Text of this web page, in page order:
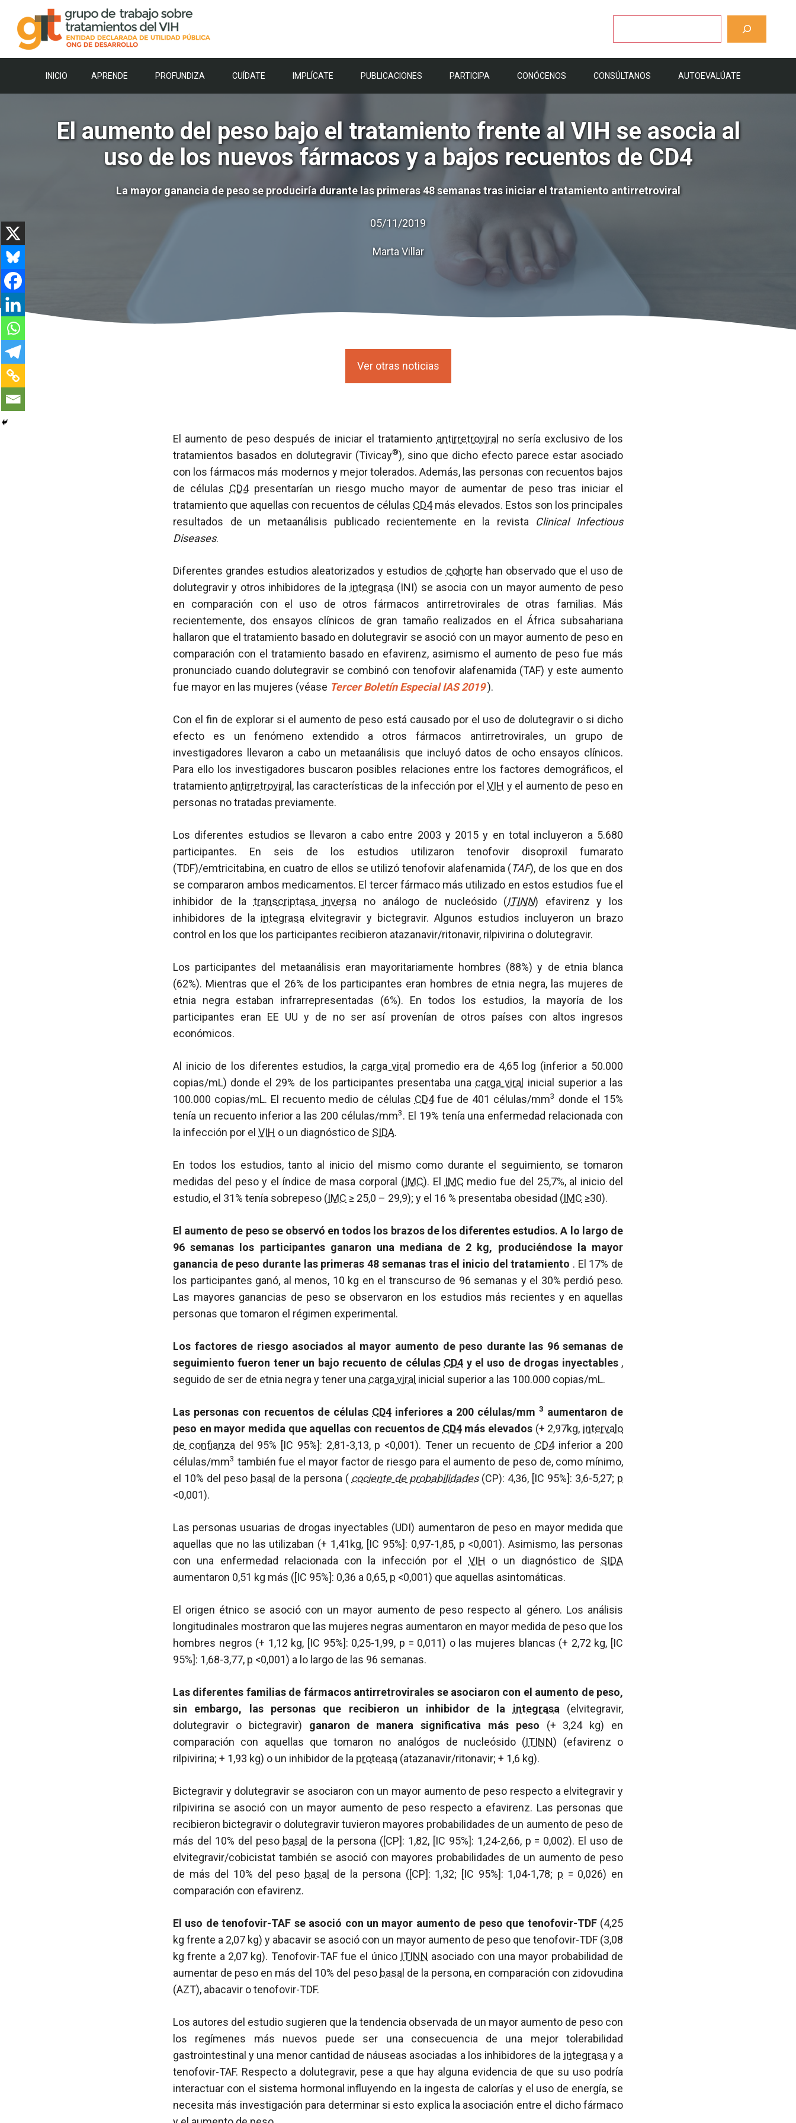
contenido
INICIO APRENDE PROFUNDIZA CUÍDATE IMPLÍCATE PUBLICACIONES PARTICIPA CONÓCENOS CONSÚLTANOS AUTOEVALÚATE
El aumento del peso bajo el tratamiento frente al VIH se asocia al
uso de los nuevos fármacos y a bajos recuentos de CD4
La mayor ganancia de peso se produciría durante las primeras 48 semanas tras iniciar el tratamiento antirretroviral
05/11/2019
Marta Villar
Ver otras noticias
El aumento de peso después de iniciar el tratamiento antirretroviral no sería exclusivo de los
tratamientos basados en dolutegravir (Tivicay®), sino que dicho efecto parece estar asociado
con los fármacos más modernos y mejor tolerados. Además, las personas con recuentos bajos
de células CD4presentarían un riesgo mucho mayor de aumentar de peso tras iniciar el
tratamiento que aquellas con recuentos de células CD4más elevados. Estos son los principales
resultados de un metaanálisis publicado recientemente en la revista Clinical Infectious
Diseases.
Diferentes grandes estudios aleatorizados y estudios de cohorte han observado que el uso de
dolutegravir y otros inhibidores de la integrasa (INI) se asocia con un mayor aumento de peso
en comparación con el uso de otros fármacos antirretrovirales de otras familias. Más
recientemente, dos ensayos clínicos de gran tamaño realizados en el África subsahariana
hallaron que el tratamiento basado en dolutegravir se asoció con un mayor aumento de peso en
comparación con el tratamiento basado en efavirenz, asimismo el aumento de peso fue más
pronunciado cuando dolutegravir se combinó con tenofovir alafenamida (TAF) y este aumento
fue mayor en las mujeres (véase Tercer Boletín Especial IAS 2019).
Con el fin de explorar si el aumento de peso está causado por el uso de dolutegravir o si dicho
efecto es un fenómeno extendido a otros fármacos antirretrovirales, un grupo de
investigadores llevaron a cabo un metaanálisis que incluyó datos de ocho ensayos clínicos.
Para ello los investigadores buscaron posibles relaciones entre los factores demográficos, el
tratamiento antirretroviral , las características de la infección por elVIH y el aumento de peso en
personas no tratadas previamente.
Los diferentes estudios se llevaron a cabo entre 2003 y 2015 y en total incluyeron a 5.680
participantes. En seis de los estudios utilizaron tenofovir disoproxil fumarato
(TDF)/emtricitabina, en cuatro de ellos se utilizó tenofovir alafenamida (TAF), de los que en dos
se compararon ambos medicamentos. El tercer fármaco más utilizado en estos estudios fue el
inhibidor de la transcriptasa inversa no análogo de nucleósido (ITINN) efavirenz y los
inhibidores de la integrasa elvitegravir y bictegravir. Algunos estudios incluyeron un brazo
control en los que los participantes recibieron atazanavir/ritonavir, rilpivirina o dolutegravir.
Los participantes del metaanálisis eran mayoritariamente hombres (88%) y de etnia blanca
(62%). Mientras que el 26% de los participantes eran hombres de etnia negra, las mujeres de
etnia negra estaban infrarrepresentadas (6%). En todos los estudios, la mayoría de los
participantes eran EE UU y de no ser así provenían de otros países con altos ingresos
económicos.
Al inicio de los diferentes estudios, la carga viral
promedio era de 4,65 log (inferior a 50.000
copias/mL) donde el 29% de los participantes presentaba una carga viral
inicial superior a las
100.000 copias/mL. El recuento medio de células CD4fue de 401 células/mm3 donde el 15%
tenía un recuento inferior a las 200 células/mm3. El 19% tenía una enfermedad relacionada con
la infección por el VIH o un diagnóstico de SIDA.
En todos los estudios, tanto al inicio del mismo como durante el seguimiento, se tomaron
medidas del peso y el índice de masa corporal (IMC). El IMC medio fue del 25,7%, al inicio del
estudio, el 31% tenía sobrepeso (IMC ≥ 25,0 – 29,9); y el 16 % presentaba obesidad (IMC ≥30).
El aumento de peso se observó en todos los brazos de los diferentes estudios. A lo largo de
96 semanas los participantes ganaron una mediana de 2 kg, produciéndose la mayor
ganancia de peso durante las primeras 48 semanas tras el inicio del tratamiento . El 17% de
los participantes ganó, al menos, 10 kg en el transcurso de 96 semanas y el 30% perdió peso.
Las mayores ganancias de peso se observaron en los estudios más recientes y en aquellas
personas que tomaron el régimen experimental.
Los factores de riesgo asociados al mayor aumento de peso durante las 96 semanas de
seguimiento fueron tener un bajo recuento de células CD4 y el uso de drogas inyectables ,
seguido de ser de etnia negra y tener una carga viral inicial superior a las 100.000 copias/mL.
Las personas con recuentos de células CD4 inferiores a 200 células/mm 3 aumentaron de
peso en mayor medida que aquellas con recuentos de CD4más elevados (+ 2,97kg, intervalo
de confianza del 95% [IC 95%]: 2,81-3,13, p <0,001). Tener un recuento de CD4inferior a 200
células/mm3 también fue el mayor factor de riesgo para el aumento de peso de, como mínimo,
el 10% del peso basal de la persona ( cociente de probabilidades(CP): 4,36, [IC 95%]: 3,6-5,27; p
<0,001).
Las personas usuarias de drogas inyectables (UDI) aumentaron de peso en mayor medida que
aquellas que no las utilizaban (+ 1,41kg, [IC 95%]: 0,97-1,85, p <0,001). Asimismo, las personas
con una enfermedad relacionada con la infección por el VIH o un diagnóstico de SIDA
aumentaron 0,51 kg más ([IC 95%]: 0,36 a 0,65, p <0,001) que aquellas asintomáticas.
El origen étnico se asoció con un mayor aumento de peso respecto al género. Los análisis
longitudinales mostraron que las mujeres negras aumentaron en mayor medida de peso que los
hombres negros (+ 1,12 kg, [IC 95%]: 0,25-1,99, p = 0,011) o las mujeres blancas (+ 2,72 kg, [IC
95%]: 1,68-3,77, p <0,001) a lo largo de las 96 semanas.
Las diferentes familias de fármacos antirretrovirales se asociaron con el aumento de peso,
sin embargo, las personas que recibieron un inhibidor de la integrasa
(elvitegravir,
dolutegravir o bictegravir) ganaron de manera significativa más peso (+ 3,24 kg) en
comparación con aquellas que tomaron no analógos de nucleósido (ITINN) (efavirenz o
rilpivirina; + 1,93 kg) o un inhibidor de la proteasa (atazanavir/ritonavir; + 1,6 kg).
Bictegravir y dolutegravir se asociaron con un mayor aumento de peso respecto a elvitegravir y
rilpivirina se asoció con un mayor aumento de peso respecto a efavirenz. Las personas que
recibieron bictegravir o dolutegravir tuvieron mayores probabilidades de un aumento de peso de
más del 10% del peso basal de la persona ([CP]: 1,82, [IC 95%]: 1,24-2,66, p = 0,002). El uso de
elvitegravir/cobicistat también se asoció con mayores probabilidades de un aumento de peso
de más del 10% del peso basal de la persona ([CP]: 1,32; [IC 95%]: 1,04-1,78; p = 0,026) en
comparación con efavirenz.
El uso de tenofovir-TAF se asoció con un mayor aumento de peso que tenofovir-TDF (4,25
kg frente a 2,07 kg) y abacavir se asoció con un mayor aumento de peso que tenofovir-TDF (3,08
kg frente a 2,07 kg). Tenofovir-TAF fue el único ITINN asociado con una mayor probabilidad de
aumentar de peso en más del 10% del peso basal de la persona, en comparación con zidovudina
(AZT), abacavir o tenofovir-TDF.
Los autores del estudio sugieren que la tendencia observada de un mayor aumento de peso con
los regímenes más nuevos puede ser una consecuencia de una mejor tolerabilidad
gastrointestinal y una menor cantidad de náuseas asociadas a los inhibidores de la integrasa y a
tenofovir-TAF. Respecto a dolutegravir, pese a que hay alguna evidencia de que su uso podría
interactuar con el sistema hormonal influyendo en la ingesta de calorías y el uso de energía, se
necesita más investigación para determinar si esto explica la asociación entre el dicho fármaco